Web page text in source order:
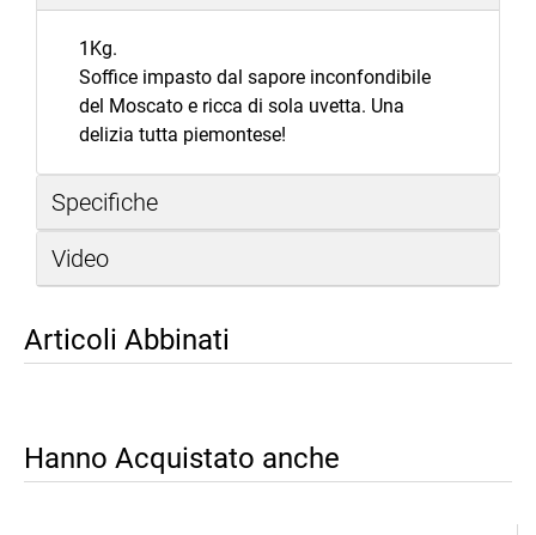
1Kg.
Soffice impasto dal sapore inconfondibile
del Moscato e ricca di sola uvetta. Una
delizia tutta piemontese!
Specifiche
Video
Articoli Abbinati
Hanno Acquistato anche